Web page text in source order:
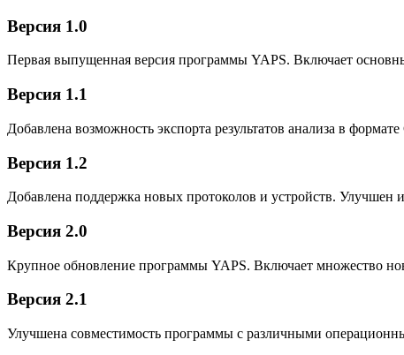
Версия 1.0
Первая выпущенная версия программы YAPS. Включает
Версия 1.1
Добавлена возможность экспорта результатов анализа в
Версия 1.2
Добавлена поддержка новых протоколов и устройств.
Версия 2.0
Крупное обновление программы YAPS. Включает множество
Версия 2.1
Улучшена совместимость программы с различными